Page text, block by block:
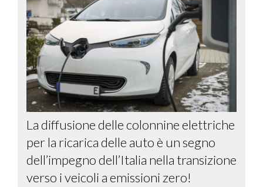
La diffusione delle colonnine elettriche
per la ricarica delle auto è un segno
dell’impegno dell’Italia nella transizione
verso i veicoli a emissioni zero!